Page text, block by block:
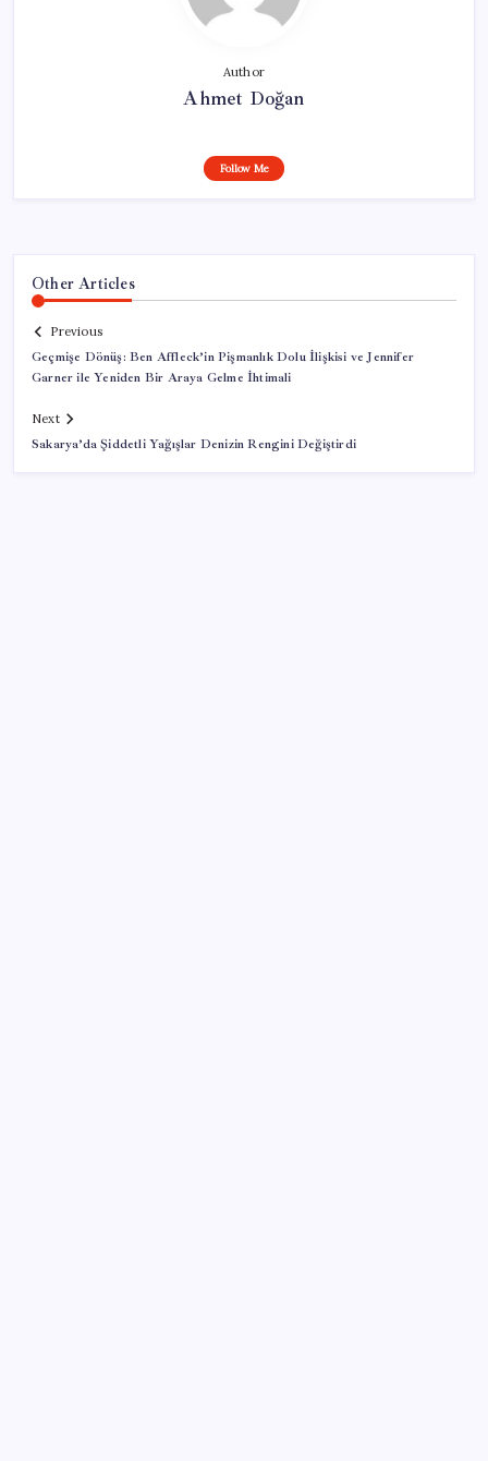
Author
Ahmet Doğan
Follow Me
Other Articles
Previous
Geçmişe Dönüş: Ben Affleck’in Pişmanlık Dolu İlişkisi ve Jennifer
Garner ile Yeniden Bir Araya Gelme İhtimali
Next
Sakarya’da Şiddetli Yağışlar Denizin Rengini Değiştirdi